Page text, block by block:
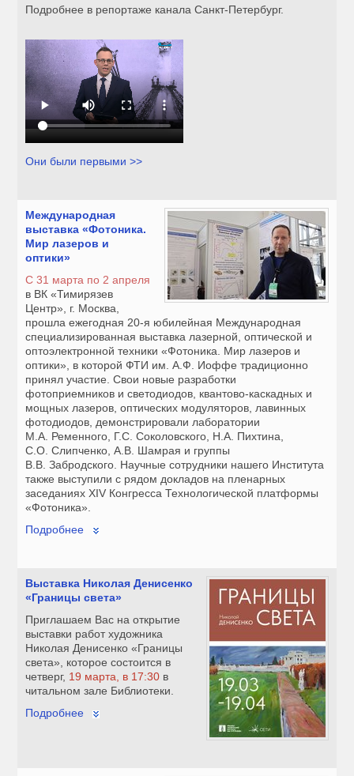
Подробнее в репортаже канала Санкт-Петербург.
Они были первыми >>
Международная
выставка «Фотоника.
Мир лазеров и
оптики»
С 31 марта по 2 апреля
в ВК «Тимирязев
Центр», г. Москва,
прошла ежегодная 20-я юбилейная Международная
специализированная выставка лазерной, оптической и
оптоэлектронной техники «Фотоника. Мир лазеров и
оптики», в которой ФТИ им. А.Ф. Иоффе традиционно
принял участие. Свои новые разработки
фотоприемников и светодиодов, квантово-каскадных и
мощных лазеров, оптических модуляторов, лавинных
фотодиодов, демонстрировали лаборатории
М.А. Ременного, Г.С. Соколовского, Н.А. Пихтина,
С.О. Слипченко, А.В. Шамрая и группы
В.В. Забродского. Научные сотрудники нашего Института
также выступили с рядом докладов на пленарных
заседаниях XIV Конгресса Технологической платформы
«Фотоника».
Подробнее
Выставка Николая Денисенко
«Границы света»
Приглашаем Вас на открытие
выставки работ художника
Николая Денисенко «Границы
света», которое состоится в
четверг, 19 марта, в 17:30 в
читальном зале Библиотеки.
Подробнее